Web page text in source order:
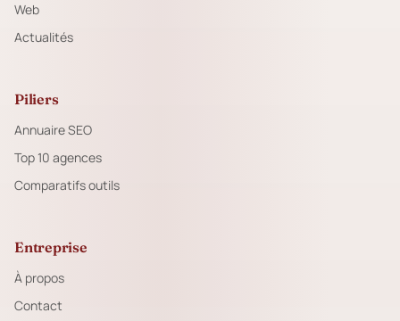
Web
Actualités
Piliers
Annuaire SEO
Top 10 agences
Comparatifs outils
Entreprise
À propos
Contact